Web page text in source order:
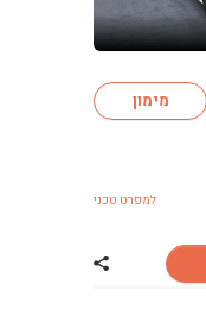
מימון
למפרט טכני
שתף רכב קיה